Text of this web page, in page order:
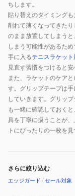
ちします。
貼り替えのタイミング
削れて薄くなってきた
のまま放置してしまう
しまう可能性があるた
手に入るテニスラケット
見直す習慣をつけると安
また、ラケットのケアと
す。グリップテープは
していきます。グリッ
も一緒に確認しておく
具を丁寧に扱うことが
トにぴったりの一枚を見
さらに絞り込む
エッジガード /セール対象